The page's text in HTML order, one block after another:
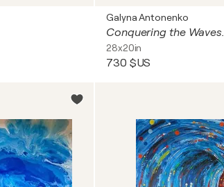
Galyna Antonenko
Conquering the Waves.
28x20in
730 $US